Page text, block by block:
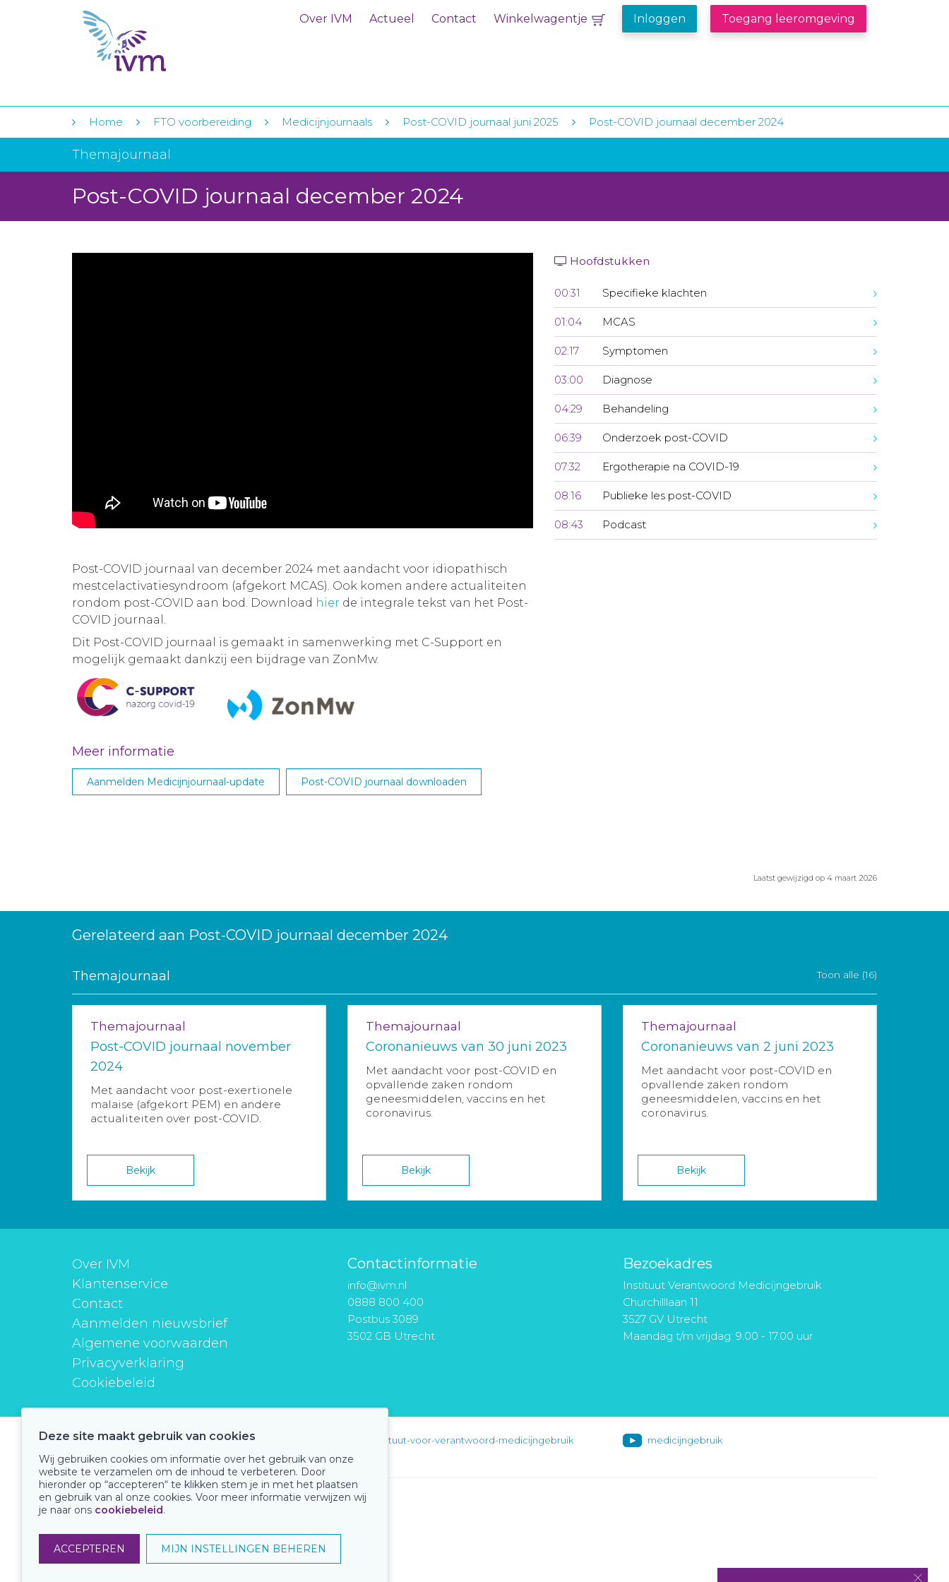
Over IVM Actueel Contact Winkelwagentje Inloggen Toegang leeromgeving
Home FTO voorbereiding Medicijnjournaals Post-COVID journaal juni 2025 Post-COVID journaal december 2024
Themajournaal
Post-COVID journaal december 2024
Hoofdstukken
00:31 Specifieke klachten
01:04 MCAS
02:17 Symptomen
03:00 Diagnose
04:29 Behandeling
06:39 Onderzoek post-COVID
07:32 Ergotherapie na COVID-19
08:16 Publieke les post-COVID
08:43 Podcast
Post-COVID journaal van december 2024 met aandacht voor idiopathisch
mestcelactivatiesyndroom (afgekort MCAS). Ook komen andere actualiteiten
rondom post-COVID aan bod. Download hier de integrale tekst van het Post-
COVID journaal.
Dit Post-COVID journaal is gemaakt in samenwerking met C-Support en
mogelijk gemaakt dankzij een bijdrage van ZonMw.
Meer informatie
Aanmelden Medicijnjournaal-update Post-COVID journaal downloaden
Laatst gewijzigd op 4 maart 2026
Gerelateerd aan Post-COVID journaal december 2024
Themajournaal Toon alle (16)
Themajournaal
Post-COVID journaal november
2024
Met aandacht voor post-exertionele
malaise (afgekort PEM) en andere
actualiteiten over post-COVID.
Bekijk
Themajournaal
Coronanieuws van 30 juni 2023
Met aandacht voor post-COVID en
opvallende zaken rondom
geneesmiddelen, vaccins en het
coronavirus.
Bekijk
Themajournaal
Coronanieuws van 2 juni 2023
Met aandacht voor post-COVID en
opvallende zaken rondom
geneesmiddelen, vaccins en het
coronavirus.
Bekijk
Over IVM
Klantenservice
Contact
Aanmelden nieuwsbrief
Algemene voorwaarden
Privacyverklaring
Cookiebeleid
Contactinformatie
info@ivm.nl
0888 800 400
Postbus 3089
3502 GB Utrecht
Bezoekadres
Instituut Verantwoord Medicijngebruik
Churchilllaan 11
3527 GV Utrecht
Maandag t/m vrijdag: 9.00 - 17.00 uur
instituutverantwoordmedicijngebruik instituut-voor-verantwoord-medicijngebruik medicijngebruik
Onze keurmerken
Deze site maakt gebruik van cookies
Wij gebruiken cookies om informatie over het gebruik van onze
website te verzamelen om de inhoud te verbeteren. Door
hieronder op “accepteren“ te klikken stem je in met het plaatsen
en gebruik van al onze cookies. Voor meer informatie verwijzen wij
je naar ons cookiebeleid.
ACCEPTEREN MIJN INSTELLINGEN BEHEREN